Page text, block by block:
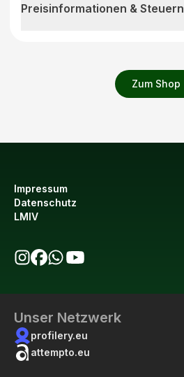
Zum Shop
Preisinformationen & Steuern
Impressum
Datenschutz
LMIV
Unser Netzwerk
profilery.eu
attempto.eu